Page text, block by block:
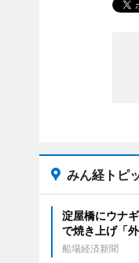
みん経トピ
淀屋橋にウナ
で焼き上げ「
船場経済新聞